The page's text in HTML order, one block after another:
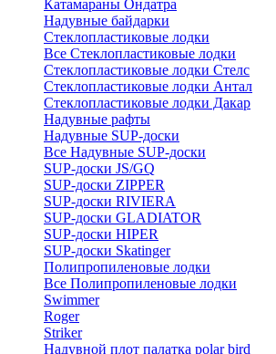
Катамараны Ондатра
Надувные байдарки
Стеклопластиковые лодки
Все Стеклопластиковые лодки
Стеклопластиковые лодки Стелс
Стеклопластиковые лодки Антал
Стеклопластиковые лодки Дакар
Надувные рафты
Надувные SUP-доски
Все Надувные SUP-доски
SUP-доски JS/GQ
SUP-доски ZIPPER
SUP-доски RIVIERA
SUP-доски GLADIATOR
SUP-доски HIPER
SUP-доски Skatinger
Полипропиленовые лодки
Все Полипропиленовые лодки
Swimmer
Roger
Striker
Надувной плот палатка polar bird